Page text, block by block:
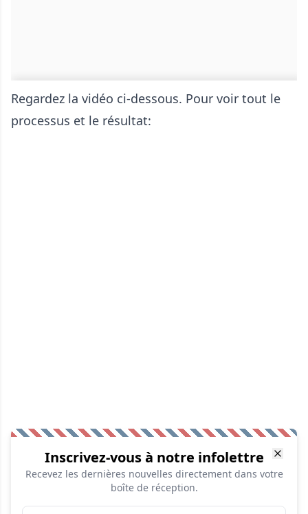
Regardez la vidéo ci-dessous. Pour voir tout le
processus et le résultat:
Inscrivez-vous à notre infolettre
Recevez les dernières nouvelles directement dans votre
boîte de réception.